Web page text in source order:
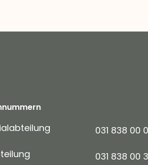
031 838 00
031 838 00